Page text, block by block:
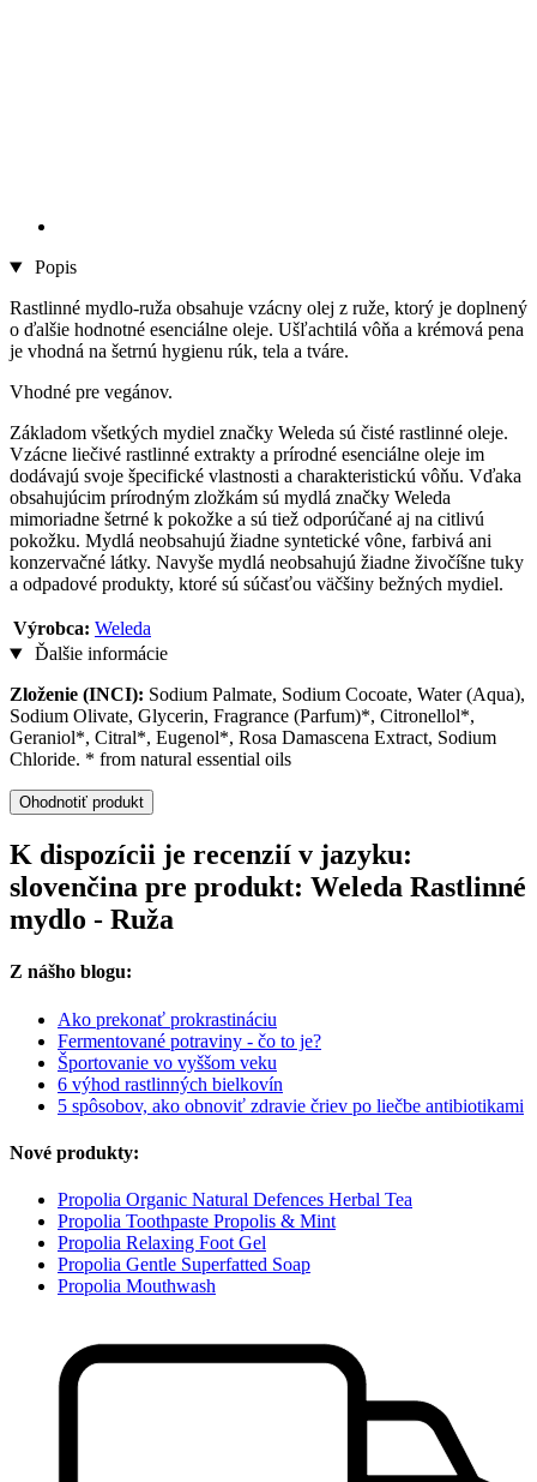
Popis
Rastlinné mydlo-ruža obsahuje vzácny olej z ruže, ktorý je doplnený
o ďalšie hodnotné esenciálne oleje. Ušľachtilá vôňa a krémová pena
je vhodná na šetrnú hygienu rúk, tela a tváre.
Vhodné pre vegánov.
Základom všetkých mydiel značky Weleda sú čisté rastlinné oleje.
Vzácne liečivé rastlinné extrakty a prírodné esenciálne oleje im
dodávajú svoje špecifické vlastnosti a charakteristickú vôňu. Vďaka
obsahujúcim prírodným zložkám sú mydlá značky Weleda
mimoriadne šetrné k pokožke a sú tiež odporúčané aj na citlivú
pokožku. Mydlá neobsahujú žiadne syntetické vône, farbivá ani
konzervačné látky. Navyše mydlá neobsahujú žiadne živočíšne tuky
a odpadové produkty, ktoré sú súčasťou väčšiny bežných mydiel.
Výrobca: Weleda
Ďalšie informácie
Zloženie (INCI): Sodium Palmate, Sodium Cocoate, Water (Aqua),
Sodium Olivate, Glycerin, Fragrance (Parfum)*, Citronellol*,
Geraniol*, Citral*, Eugenol*, Rosa Damascena Extract, Sodium
Chloride. * from natural essential oils
Ohodnotiť produkt
K dispozícii je recenzií v jazyku:
slovenčina pre produkt: Weleda Rastlinné
mydlo - Ruža
Z nášho blogu:
Ako prekonať prokrastináciu
Fermentované potraviny - čo to je?
Športovanie vo vyššom veku
6 výhod rastlinných bielkovín
5 spôsobov, ako obnoviť zdravie čriev po liečbe antibiotikami
Nové produkty:
Propolia Organic Natural Defences Herbal Tea
Propolia Toothpaste Propolis & Mint
Propolia Relaxing Foot Gel
Propolia Gentle Superfatted Soap
Propolia Mouthwash